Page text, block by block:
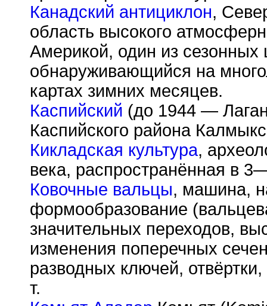
Канадский антициклон,
область высокого
Америкой, один из
обнаруживающийся на
картах зимних месяцев.
Каспийский (до 1944 —
Каспийского района
Кикладская культура,
века, распространённая в
Ковочные вальцы, машина,
формообразование
значительных переходов,
изменения поперечных
разводных ключей,
т.